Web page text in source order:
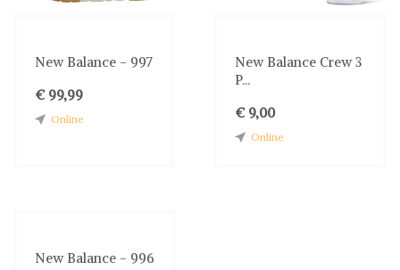
New Balance - 997
€ 99,99
Online
New Balance Crew 3
P...
€ 9,00
Online
New Balance - 996